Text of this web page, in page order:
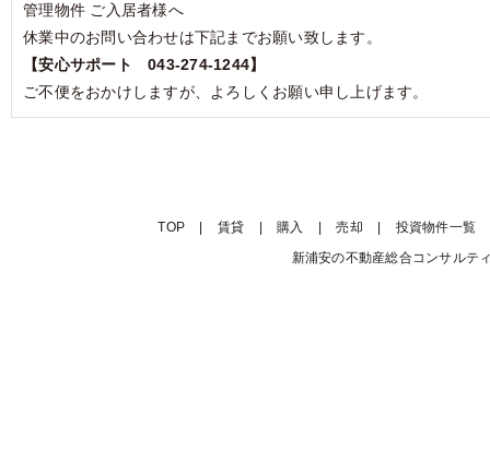
管理物件 ご入居者様へ
休業中のお問い合わせは下記までお願い致します。
【安心サポート 043-274-1244】
ご不便をおかけしますが、よろしくお願い申し上げます。
TOP 賃貸 購入 売却
投資物件一覧
新浦安の不動産総合コンサルテ